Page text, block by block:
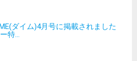
ダイム)4月号に掲載されました
特...